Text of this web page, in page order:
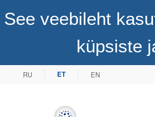
See veebileht
küpsiste
RU ET EN